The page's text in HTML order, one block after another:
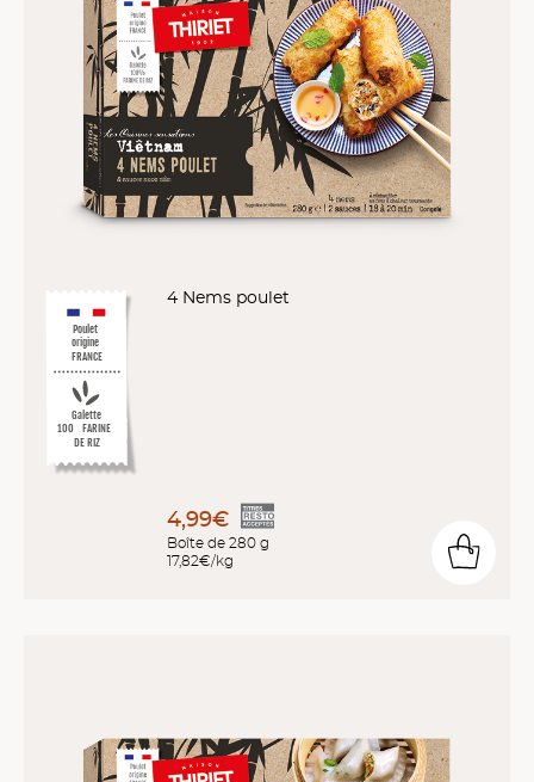
Poulet
origine
FRANCE
Galette
100 FARINE
DE RIZ
4 Nems poulet
4,99€
Boîte de 280 g
17,82€/kg